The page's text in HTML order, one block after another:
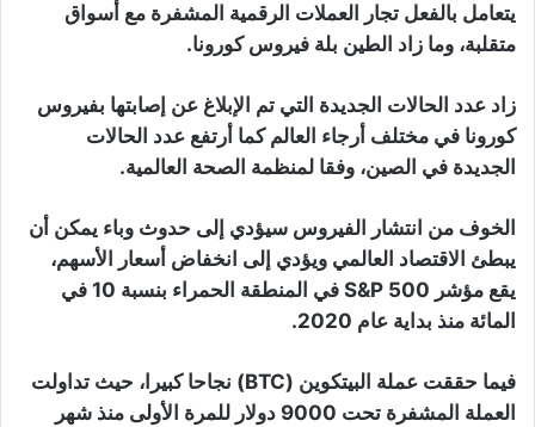
يتعامل بالفعل تجار العملات الرقمية المشفرة مع أسواق
متقلبة، وما زاد الطين بلة فيروس كورونا.
زاد عدد الحالات الجديدة التي تم الإبلاغ عن إصابتها بفيروس
كورونا في مختلف أرجاء العالم كما أرتفع عدد الحالات
الجديدة في الصين، وفقا لمنظمة الصحة العالمية.
الخوف من انتشار الفيروس سيؤدي إلى حدوث وباء يمكن أن
يبطئ الاقتصاد العالمي ويؤدي إلى انخفاض أسعار الأسهم،
يقع مؤشر S&P 500 في المنطقة الحمراء بنسبة 10 في
المائة منذ بداية عام 2020.
فيما حققت عملة البيتكوين (BTC) نجاحا كبيرا، حيث تداولت
العملة المشفرة تحت 9000 دولار للمرة الأولى منذ شهر